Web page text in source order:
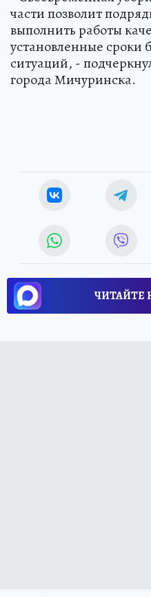
части позволит
выполнить работы
установленные сроки
ситуаций, -
города Мичуринска.
ЧИТАЙТЕ